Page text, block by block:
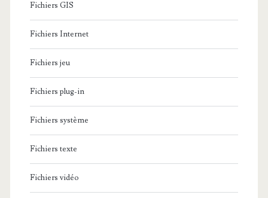
Fichiers GIS
Fichiers Internet
Fichiers jeu
Fichiers plug-in
Fichiers système
Fichiers texte
Fichiers vidéo